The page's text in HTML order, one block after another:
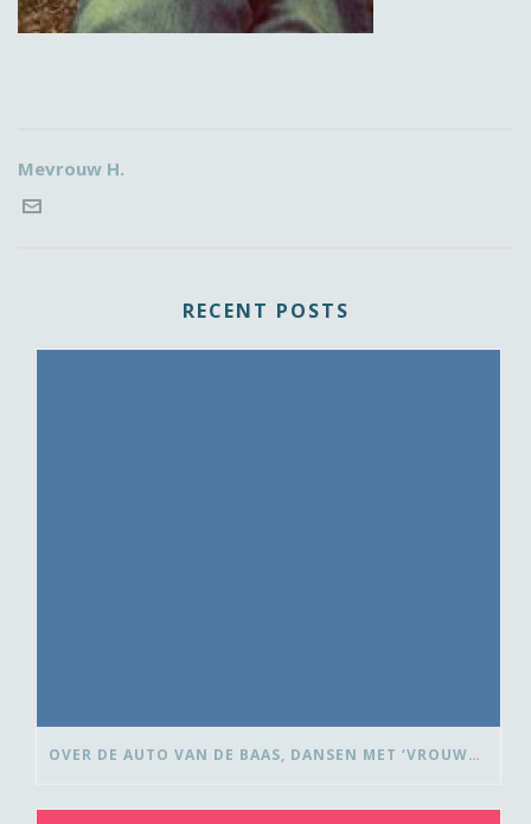
Mevrouw H.
RECENT POSTS
OVER DE AUTO VAN DE BAAS, DANSEN MET ‘VROUWEN VAN’ EN BEDANK-BLOMMEN